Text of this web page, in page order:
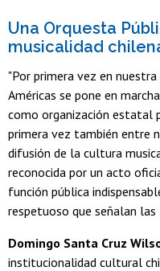
Una Orquesta
musicalidad
"Por primera vez en
Américas se pone en
como organización estatal
primera vez también entre
difusión de la cultura
reconocida por un acto
función pública
respetuoso que señalan las
Domingo Santa Cruz
institucionalidad cultural